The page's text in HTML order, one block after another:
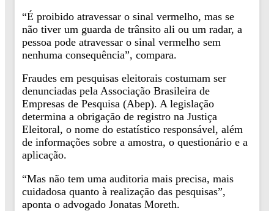
“É proibido atravessar o sinal vermelho, mas se
não tiver um guarda de trânsito ali ou um radar, a
pessoa pode atravessar o sinal vermelho sem
nenhuma consequência”, compara.
Fraudes em pesquisas eleitorais costumam ser
denunciadas pela Associação Brasileira de
Empresas de Pesquisa (Abep). A legislação
determina a obrigação de registro na Justiça
Eleitoral, o nome do estatístico responsável, além
de informações sobre a amostra, o questionário e a
aplicação.
“Mas não tem uma auditoria mais precisa, mais
cuidadosa quanto à realização das pesquisas”,
aponta o advogado Jonatas Moreth.